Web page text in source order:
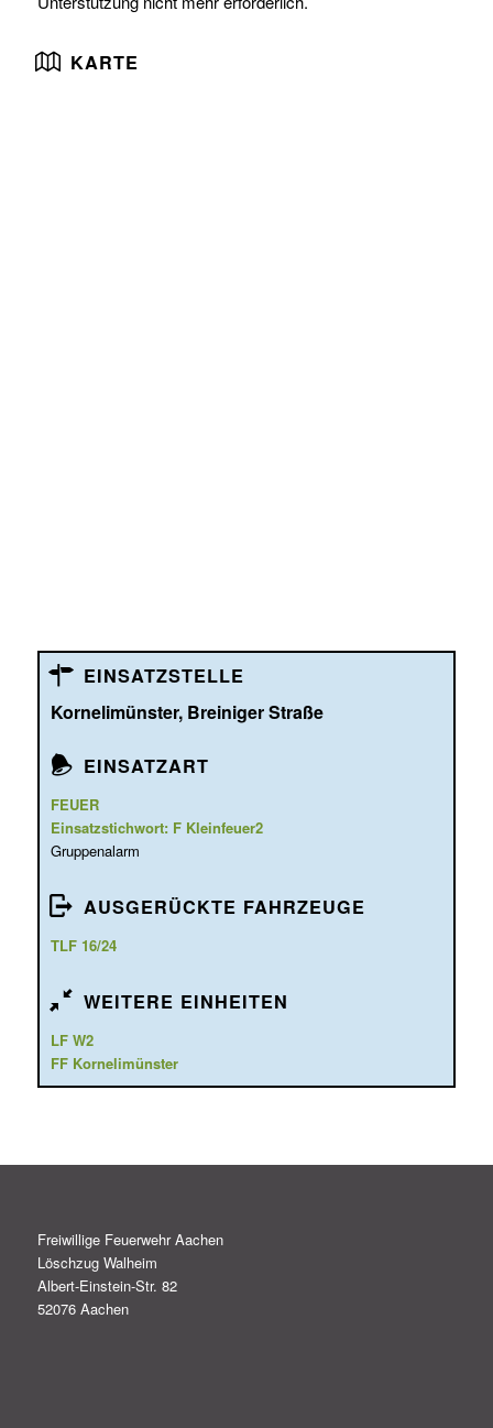
KARTE
EINSATZSTELLE
Kornelimünster, Breiniger Straße
EINSATZART
FEUER
Einsatzstichwort: F Kleinfeuer2
Gruppenalarm
AUSGERÜCKTE FAHRZEUGE
TLF 16/24
WEITERE EINHEITEN
LF W2
FF Kornelimünster
Freiwillige Feuerwehr Aachen
Löschzug Walheim
Albert-Einstein-Str. 82
52076 Aachen